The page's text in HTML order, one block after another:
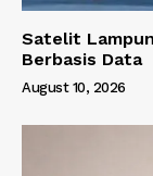
Satelit
Berbasis Data
August 10, 2026